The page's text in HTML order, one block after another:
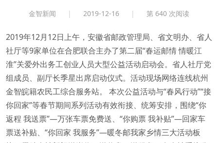
金智新闻 | 2019-12-16 | 第 640 次阅读
2019年12月12日上午，安徽省邮政管理局、省文明办、省人
社厅等9家单位在合肥联合主办了第二届“春运邮情 情暖江
淮”关爱外出务工创业人员大型公益活动启动会。省人社厅党
组成员、副厅长季星出席启动仪式。活动现场网络连线杭州
金智皖籍农民工综合服务站。 本次公益活动与“春风行动”“接
你回家”等春节期间系列活动有效衔接、统筹安排，围绕“你
返程 我送票”—万张车票免费送、“你购票 我补贴”—回家车
票送补贴、“你回家 我服务”—暖冬邮我家乡情三大活动板